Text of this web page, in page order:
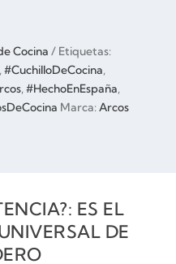
Cocina
Etiquetas:
,#CuchilloDeCocina,
,#HechoEnEspaña,
Marca:Arcos
ES EL
DE